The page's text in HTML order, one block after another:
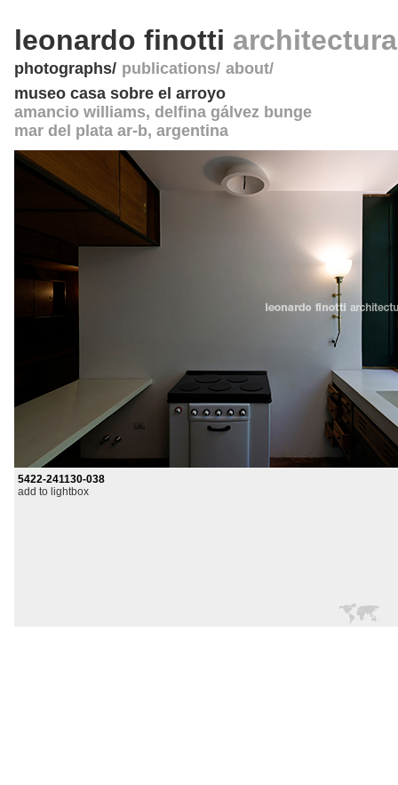
leonardo finotti
photographs publications about
museo casa sobre el arroyo
amancio williams, delfina gálvez bunge
mar del plata ar-b, argentina
5422-241130-038
add to lightbox